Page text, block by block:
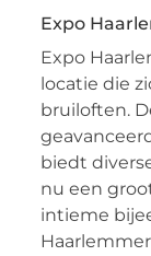
Expo
Expo
locatie die
bruiloften.
biedt
nu een
intieme